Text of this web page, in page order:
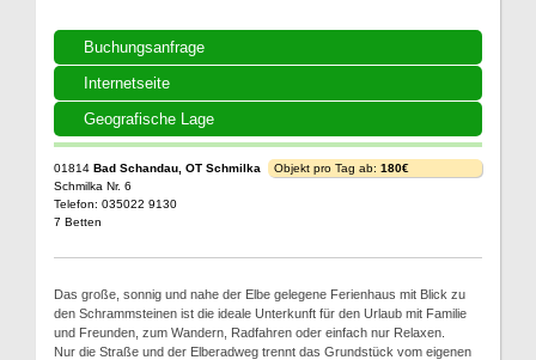
Buchungsanfrage
Internetseite
Geografische Lage
01814 Bad Schandau, OT Schmilka
Schmilka Nr. 6
Telefon: 035022 9130
7 Betten
Objekt pro Tag ab: 180€
Das große, sonnig und nahe der Elbe gelegene Ferienhaus mit Blick zu
den Schrammsteinen ist die ideale Unterkunft für den Urlaub mit Familie
und Freunden, zum Wandern, Radfahren oder einfach nur Relaxen.
Nur die Straße und der Elberadweg trennt das Grundstück vom eigenen